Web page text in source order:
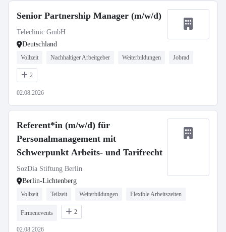
Senior Partnership Manager (m/w/d)
Teleclinic GmbH
Deutschland
Vollzeit Nachhaltiger Arbeitgeber Weiterbildungen Jobrad
2
02.08.2026
Referent*in (m/w/d) für
Personalmanagement mit
Schwerpunkt Arbeits- und Tarifrecht
SozDia Stiftung Berlin
Berlin-Lichtenberg
Vollzeit Teilzeit Weiterbildungen Flexible Arbeitszeiten
Firmenevents 2
02.08.2026